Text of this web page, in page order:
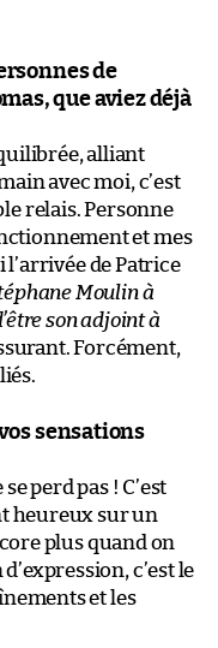
de
que aviez déjà
alliant
avec moi, c’est
relais. Personne
et mes
l’arrivée de Patrice
Moulin à
son adjoint à
Forcément,
sensations
perd pas ! C’est
heureux sur un
plus quand on
c’est le
et les